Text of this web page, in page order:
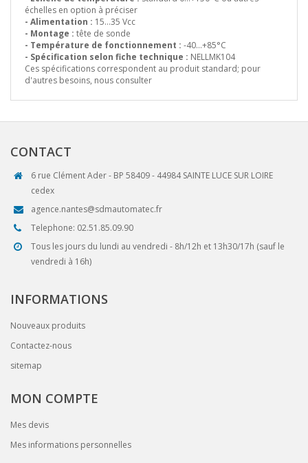
échelles en option à préciser
- Alimentation : 15…35 Vcc
- Montage : tête de sonde
- Température de fonctionnement : -40…+85°C
- Spécification selon fiche technique : NELLMK104
Ces spécifications correspondent au produit standard; pour
d'autres besoins, nous consulter
CONTACT
6 rue Clément Ader - BP 58409 - 44984 SAINTE LUCE SUR LOIRE
cedex
agence.nantes@sdmautomatec.fr
Telephone: 02.51.85.09.90
Tous les jours du lundi au vendredi - 8h/12h et 13h30/17h (sauf le
vendredi à 16h)
INFORMATIONS
Nouveaux produits
Contactez-nous
sitemap
MON COMPTE
Mes devis
Mes informations personnelles